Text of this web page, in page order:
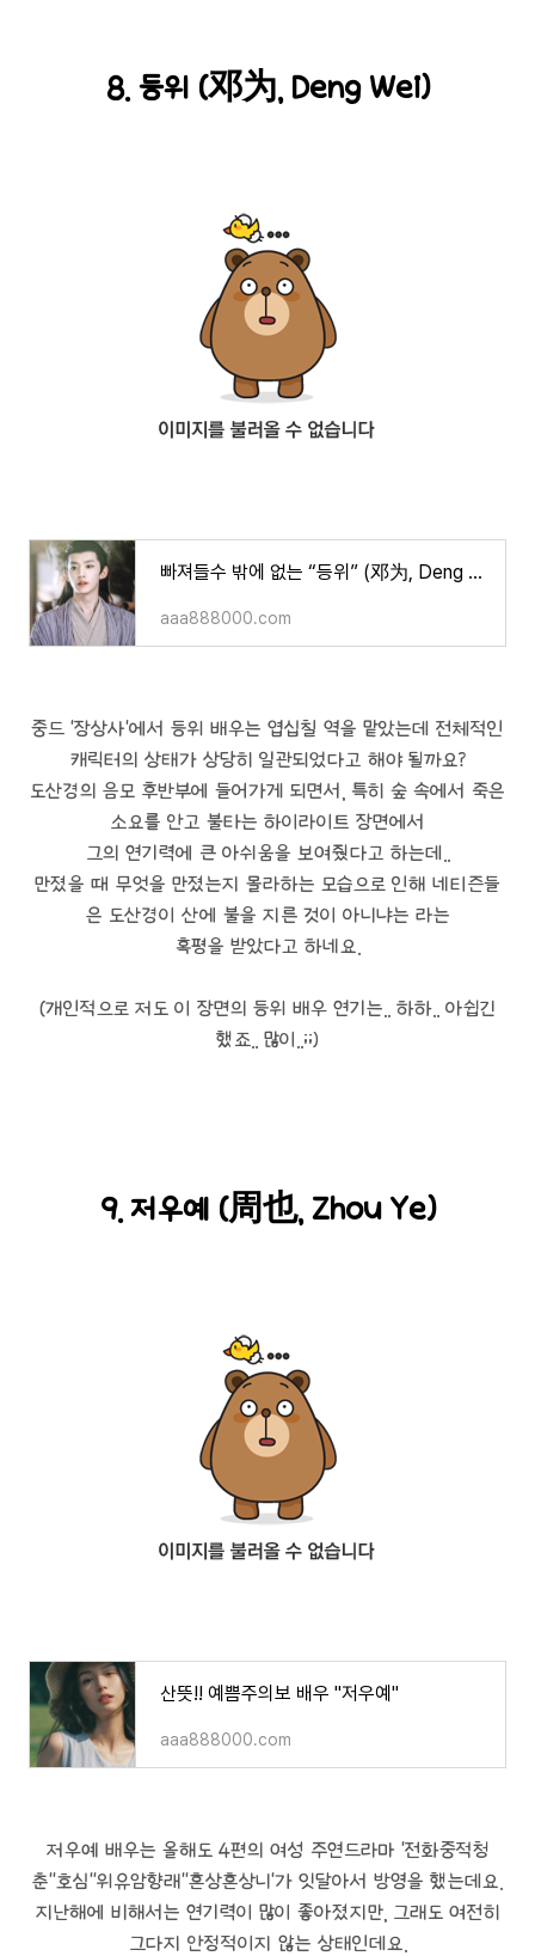
8. 등위 (邓为, Deng Wei)
빠져들수 밖에 없는 “등위” (邓为, Deng Wei) 중국배우
aaa888000.com
중드 '장상사'에서 등위 배우는 엽십칠 역을 맡았는데 전체적인
캐릭터의 상태가 상당히 일관되었다고 해야 될까요?
도산경의 음모 후반부에 들어가게 되면서, 특히 숲 속에서 죽은
소요를 안고 불타는 하이라이트 장면에서
그의 연기력에 큰 아쉬움을 보여줬다고 하는데..
만졌을 때 무엇을 만졌는지 몰라하는 모습으로 인해 네티즌들
은 도산경이 산에 불을 지른 것이 아니냐는 라는
혹평을 받았다고 하네요.
(개인적으로 저도 이 장면의 등위 배우 연기는.. 하하.. 아쉽긴
했죠.. 많이..;;)
9. 저우예 (周也, Zhou Ye)
산뜻!! 예쁨주의보 배우 "저우예"
aaa888000.com
저우예 배우는 올해도 4편의 여성 주연드라마 '전화중적청
춘''호심''위유암향래''흔상흔상니'가 잇달아서 방영을 했는데요.
지난해에 비해서는 연기력이 많이 좋아졌지만, 그래도 여전히
그다지 안정적이지 않는 상태인데요.